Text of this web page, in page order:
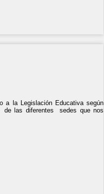
a la Legislación Educativa según
de las diferentes sedes que nos